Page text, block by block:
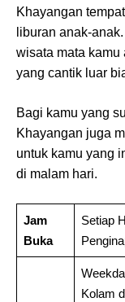
Khayangan
liburan anak-
wisata mata
yang cantik luar
Bagi kamu yang
Khayangan juga
untuk kamu yang
di malam hari.
Jam
Buka
Setiap
Kolam